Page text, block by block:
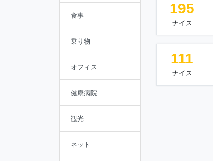
食事
乗り物
オフィス
健康病院
観光
ネット
195
ナイス
111
ナイス